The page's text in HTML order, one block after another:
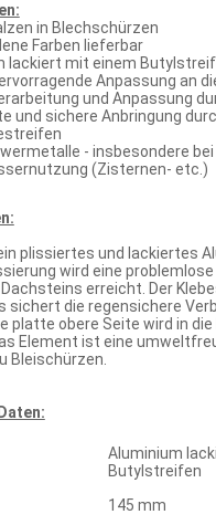
in Blechschürzen
Farben lieferbar
lackiert mit einem
Anpassung an
und Anpassung
und sichere Anbringung
- insbesondere bei
(Zisternen- etc.)
plissiertes und lackiertes
wird eine
erreicht. Der
sichert die regensichere
platte obere Seite wird in
Element ist eine
Bleischürzen.
Aluminium
Butylstreifen
145 mm